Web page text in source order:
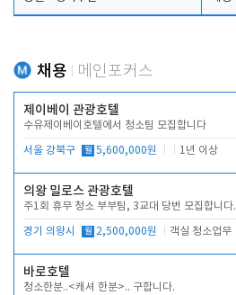
채용 메인포커스
제이베이 관광호텔
수유제이베이호텔에서 청소팀 모집합니다
서울 강북구 월 5,600,000원 1년 이상
의왕 밀로스 관광호텔
주1회 휴무 청소 부부팀, 3교대 당번 모집합니다.
경기 의왕시 월 2,500,000원 객실 청소업무
바로호텔
청소한분..<캐셔 한분>.. 구합니다.